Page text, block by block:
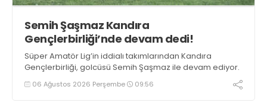
Semih Şaşmaz Kandıra
Gençlerbirliği’nde devam dedi!
Süper Amatör Lig’in iddialı takımlarından Kandıra
Gençlerbirliği, golcüsü Semih Şaşmaz ile devam ediyor.
06 Ağustos 2026 Perşembe 09:56